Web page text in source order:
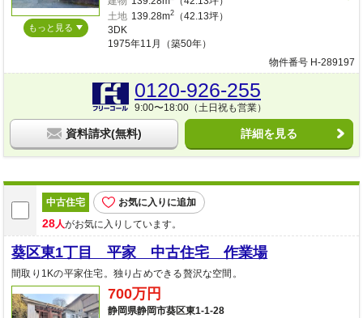
もっと見る
土地 139.28m2（42.13坪）
3DK
1975年11月（築50年）
物件番号 H-289197
0120-926-255
9:00〜18:00（土日祝も営業）
資料請求(無料) 詳細を見る
中古住宅 お気に入りに追加
28人がお気に入りしています。
葵区東1丁目 平家 中古住宅 作業場
間取り1Kの平家住宅。独り占めできる贅沢な空間。
700万円
静岡県静岡市葵区東1-1-28